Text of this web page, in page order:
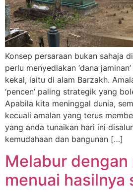
Konsep persaraan bukan sahaja
perlu menyediakan ‘dana
kekal, iaitu di alam Barzakh.
‘pencen’ paling strategik yang
Apabila kita meninggal dunia,
kecuali amalan yang terus
yang anda tunaikan hari ini
kemudahaan dan bangunan […]
Melabur dengan
menuai hasilnya